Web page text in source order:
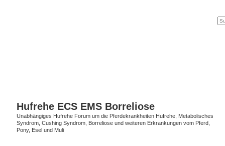
Hufrehe ECS EMS Borreliose
Unabhängiges Hufrehe Forum um die Pferdekrankheiten Hufrehe, Metabolisches
Syndrom, Cushing Syndrom, Borreliose und weiteren Erkrankungen vom Pferd,
Pony, Esel und Muli